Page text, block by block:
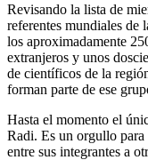
Revisando la lista de
referentes mundiales de
los aproximadamente
extranjeros y unos
de científicos de la
forman parte de ese
Hasta el momento el
Radi. Es un orgullo
entre sus integrantes a